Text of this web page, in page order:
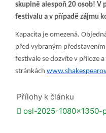
skupině alespoň 20 osob! V
festivalu a v případě zájmu
Kapacita je omezená.
před vybraným
festivale se dozvíte v příloze a
stránkách
Přílohy k článku
osl-2025-1080x1350-